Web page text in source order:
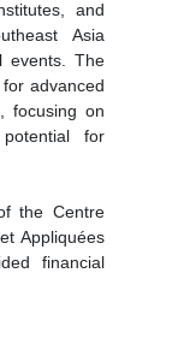
and
Asia
events. The
advanced
focusing on
for
the Centre
Appliquées
financial